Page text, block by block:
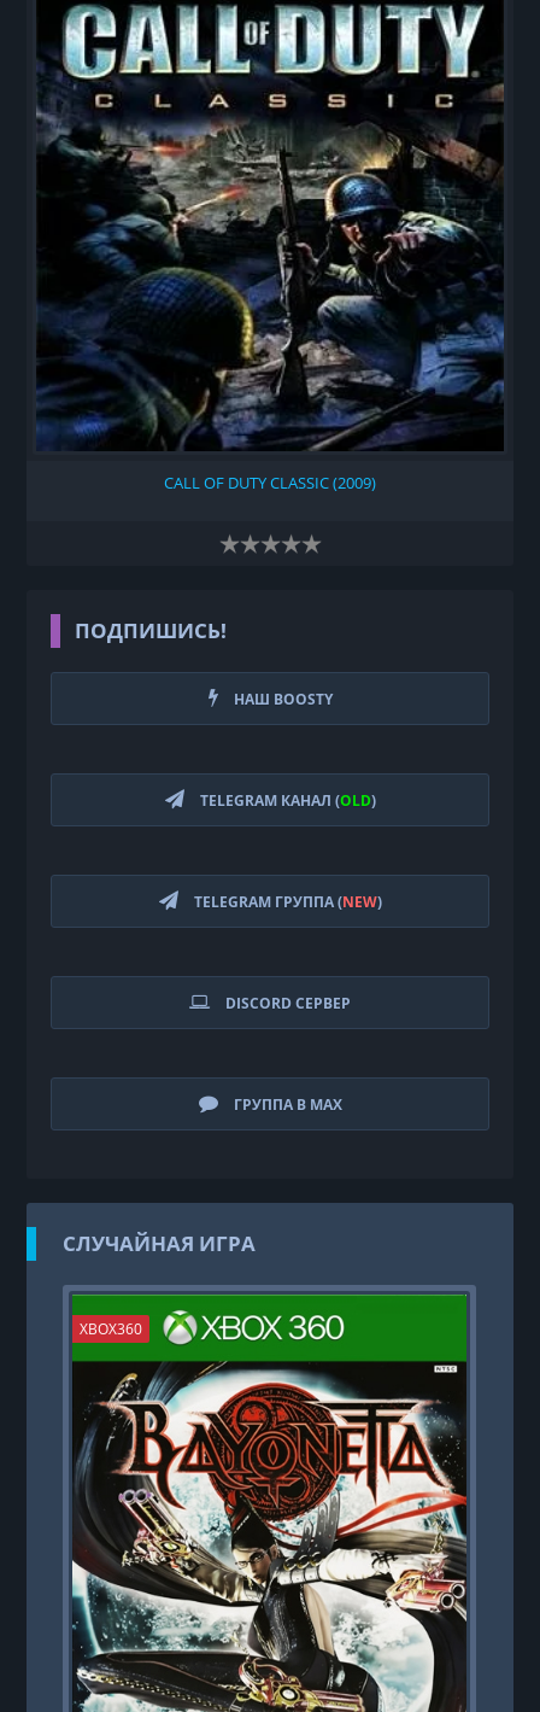
CALL OF DUTY CLASSIC (2009)
ПОДПИШИСЬ!
НАШ BOOSTY
TELEGRAM КАНАЛ (OLD)
TELEGRAM ГРУППА (NEW)
DISCORD СЕРВЕР
ГРУППА В MAX
СЛУЧАЙНАЯ ИГРА
XBOX360